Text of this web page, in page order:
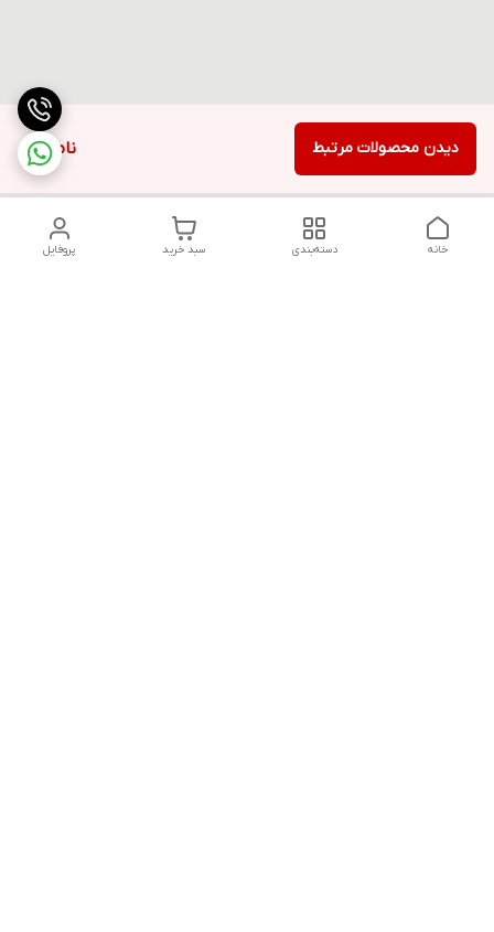
ناموجود دیدن محصولات مرتبط
پروفایل سبد خرید دسته‌بندی خانه